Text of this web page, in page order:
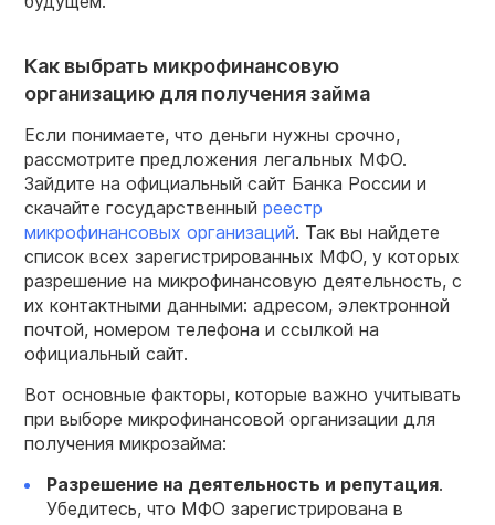
Как выбрать микрофинансовую
организацию для получения займа
Если понимаете, что деньги нужны срочно,
рассмотрите предложения легальных МФО.
Зайдите на официальный сайт Банка России и
скачайте государственный реестр
микрофинансовых организаций. Так вы найдете
список всех зарегистрированных МФО, у которых
разрешение на микрофинансовую деятельность, с
их контактными данными: адресом, электронной
почтой, номером телефона и ссылкой на
официальный сайт.
Вот основные факторы, которые важно учитывать
при выборе микрофинансовой организации для
получения микрозайма:
Разрешение на деятельность и репутация.
Убедитесь, что МФО зарегистрирована в